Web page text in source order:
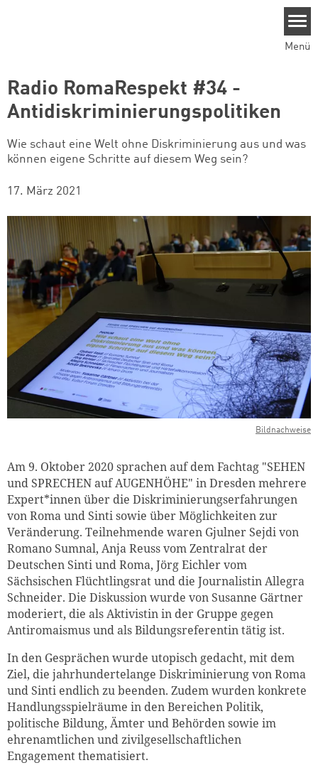
Menü
Radio RomaRespekt #34 -
Antidiskriminierungspolitiken
Wie schaut eine Welt ohne Diskriminierung aus und was
können eigene Schritte auf diesem Weg sein?
17. März 2021
Bildnachweise
Am 9. Oktober 2020 sprachen auf dem Fachtag "SEHEN
und SPRECHEN auf AUGENHÖHE" in Dresden mehrere
Expert*innen über die Diskriminierungserfahrungen
von Roma und Sinti sowie über Möglichkeiten zur
Veränderung. Teilnehmende waren Gjulner Sejdi von
Romano Sumnal, Anja Reuss vom Zentralrat der
Deutschen Sinti und Roma, Jörg Eichler vom
Sächsischen Flüchtlingsrat und die Journalistin Allegra
Schneider. Die Diskussion wurde von Susanne Gärtner
moderiert, die als Aktivistin in der Gruppe gegen
Antiromaismus und als Bildungsreferentin tätig ist.
In den Gesprächen wurde utopisch gedacht, mit dem
Ziel, die jahrhundertelange Diskriminierung von Roma
und Sinti endlich zu beenden. Zudem wurden konkrete
Handlungsspielräume in den Bereichen Politik,
politische Bildung, Ämter und Behörden sowie im
ehrenamtlichen und zivilgesellschaftlichen
Engagement thematisiert.
Zum Warenkorb
weiter lesen Zum Warenkorb